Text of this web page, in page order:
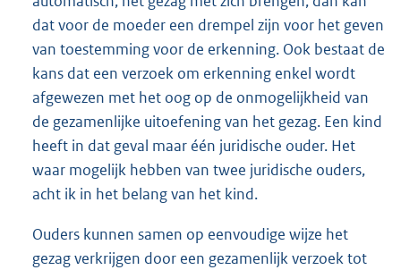
dat voor de moeder een drempel zijn voor het geven
van toestemming voor de erkenning. Ook bestaat de
kans dat een verzoek om erkenning enkel wordt
afgewezen met het oog op de onmogelijkheid van
de gezamenlijke uitoefening van het gezag. Een kind
heeft in dat geval maar één juridische ouder. Het
waar mogelijk hebben van twee juridische ouders,
acht ik in het belang van het kind.
Ouders kunnen samen op eenvoudige wijze het
gezag verkrijgen door een gezamenlijk verzoek tot